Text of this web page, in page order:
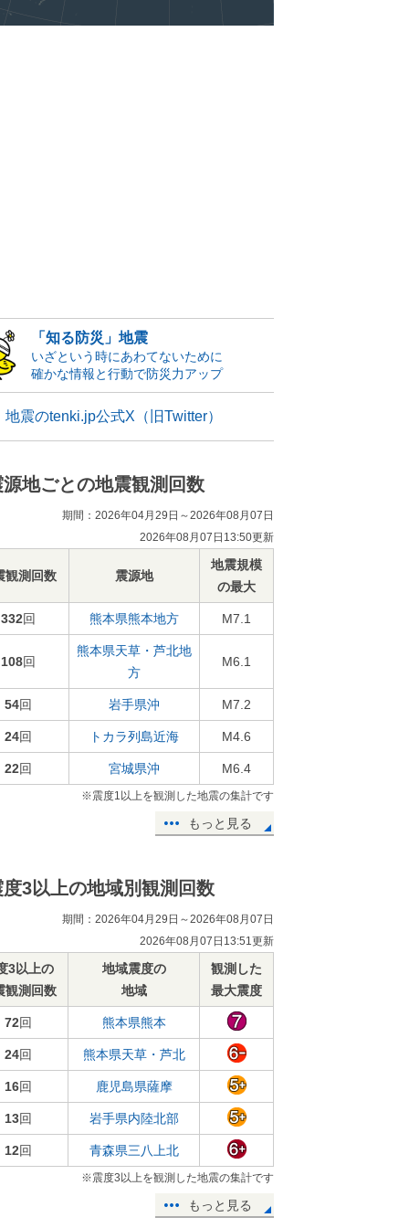
「知る防災」地震
いざという時にあわてないために
確かな情報と行動で防災力アップ
地震のtenki.jp公式X（旧Twitter）
源地ごとの地震観測回数
期間：2026年04月29日～2026年08月07日
2026年08月07日13:50更新
観測回数 震源地
地震規模
の最大
332回 熊本県熊本地方 M7.1
108回
熊本県天草・芦北地
方
M6.1
54回 岩手県沖 M7.2
24回 トカラ列島近海 M4.6
22回 宮城県沖 M6.4
※震度1以上を観測した地震の集計です
もっと見る
度3以上の地域別観測回数
期間：2026年04月29日～2026年08月07日
2026年08月07日13:51更新
3以上の
観測回数
地域震度の
地域
観測した
最大震度
72回 熊本県熊本
24回 熊本県天草・芦北
16回 鹿児島県薩摩
13回 岩手県内陸北部
12回 青森県三八上北
※震度3以上を観測した地震の集計です
もっと見る